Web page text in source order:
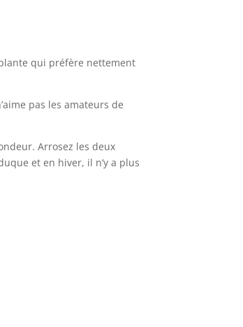
qui préfère nettement
pas les amateurs de
Arrosez les deux
et en hiver, il n’y a plus